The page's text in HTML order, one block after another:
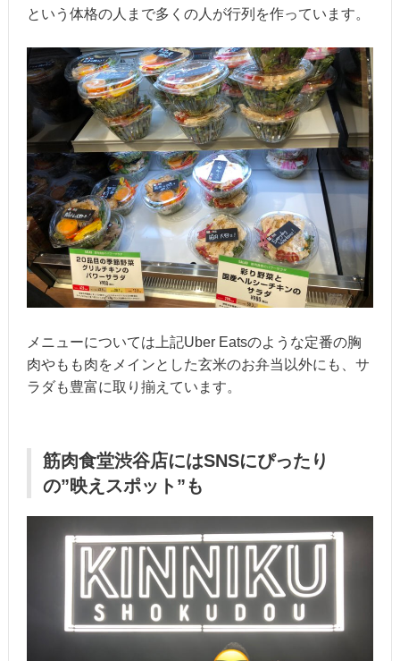
という体格の人まで多くの人が行列を作っています。
メニューについては上記Uber Eatsのような定番の胸
肉やもも肉をメインとした玄米のお弁当以外にも、サ
ラダも豊富に取り揃えています。
筋肉食堂渋谷店にはSNSにぴったり
の”映えスポット”も